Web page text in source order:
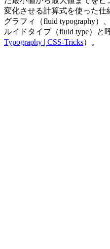
変化させる計算式を使った
グラフィ（fluid typography）
ルイドタイプ（fluid type）と
Typography | CSS-Tricks）。